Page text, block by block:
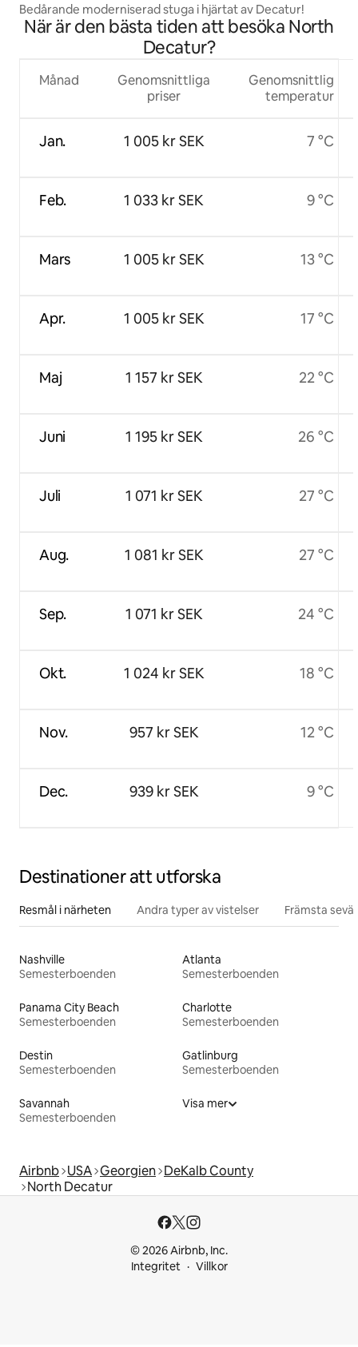
Bedårande moderniserad stuga i hjärtat av Decatur!
När är den bästa tiden att besöka North
Decatur?
Månad
Jan.
Feb.
Mars
Apr.
Maj
Juni
Juli
Aug.
Sep.
Okt.
Nov.
Dec.
Genomsnittliga
priser
1 005 kr SEK
1 033 kr SEK
1 005 kr SEK
1 005 kr SEK
1 157 kr SEK
1 195 kr SEK
1 071 kr SEK
1 081 kr SEK
1 071 kr SEK
1 024 kr SEK
957 kr SEK
939 kr SEK
Genomsnittlig
temperatur
7 °C
9 °C
13 °C
17 °C
22 °C
26 °C
27 °C
27 °C
24 °C
18 °C
12 °C
9 °C
Destinationer att utforska
Resmål i närheten Andra typer av vistelser Främsta
Nashville
Semesterboenden
Atlanta
Semesterboenden
Panama City Beach
Semesterboenden
Charlotte
Semesterboenden
Destin
Semesterboenden
Gatlinburg
Semesterboenden
Savannah
Semesterboenden
Visa mer
Airbnb USA Georgien DeKalb County
North Decatur
© 2026 Airbnb, Inc.
Integritet
Villkor